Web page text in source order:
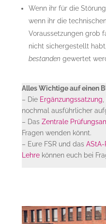
Wenn ihr für die
wenn ihr die
Voraussetzungen grob
nicht sichergestellt
bestanden gewertet
Alles Wichtige auf einen
– Die Ergänzungssatzung
nochmal ausführlicher
– Das Zentrale
Fragen wenden könnt.
– Eure FSR und das
Lehrekönnen euch bei